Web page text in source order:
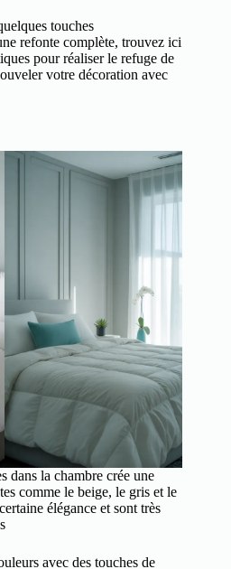
touches
refonte complète, trouvez ici
pour réaliser le refuge de
votre décoration avec
dans la chambre crée une
comme le beige, le gris et le
élégance et sont très
avec des touches de